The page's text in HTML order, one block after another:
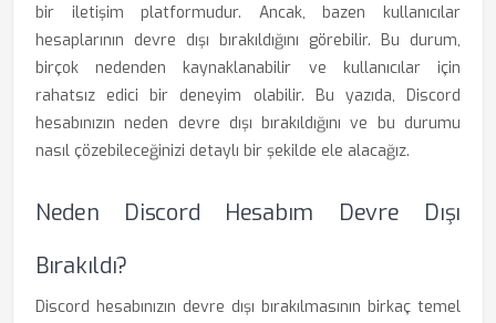
bir iletişim platformudur. Ancak, bazen kullanıcılar
hesaplarının devre dışı bırakıldığını görebilir. Bu durum,
birçok nedenden kaynaklanabilir ve kullanıcılar için
rahatsız edici bir deneyim olabilir. Bu yazıda, Discord
hesabınızın neden devre dışı bırakıldığını ve bu durumu
nasıl çözebileceğinizi detaylı bir şekilde ele alacağız.
Neden Discord Hesabım Devre Dışı
Bırakıldı?
Discord hesabınızın devre dışı bırakılmasının birkaç temel